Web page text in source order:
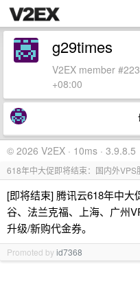
g29times
V2EX member
+08:00
© 2026 V2EX · 10ms · 3.9.8.5
618年中大促即将结束：国内外
[即将结束] 腾讯云618年中
谷、法兰克福、上海、广州
升级/新购代金券。
Promoted byid7368